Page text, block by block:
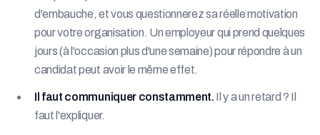
d'embauche, et vous questionnerez sa réelle motivation
pour votre organisation. Un employeur qui prend quelques
jours (à l'occasion plus d'une semaine) pour répondre à un
candidat peut avoir le même effet.
Il faut communiquer constamment. Il y a un retard ? Il
faut l'expliquer.